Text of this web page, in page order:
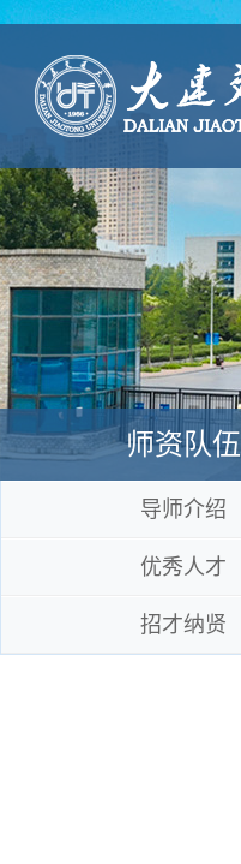
师资队伍
导师介绍
优秀人才
招才纳贤